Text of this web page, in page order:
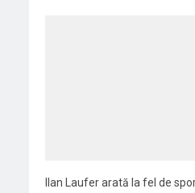
Ilan Laufer arată la fel de